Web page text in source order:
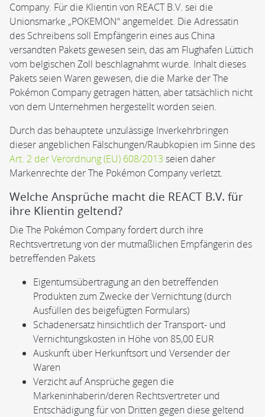
Company. Für die Klientin von REACT B.V. sei die
Unionsmarke „POKEMON“ angemeldet. Die Adressatin
des Schreibens soll Empfängerin eines aus China
versandten Pakets gewesen sein, das am Flughafen Lüttich
vom belgischen Zoll beschlagnahmt wurde. Inhalt dieses
Pakets seien Waren gewesen, die die Marke der The
Pokémon Company getragen hätten, aber tatsächlich nicht
von dem Unternehmen hergestellt worden seien.
Durch das behauptete unzulässige Inverkehrbringen
dieser angeblichen Fälschungen/Raubkopien im Sinne des
Art. 2 der Verordnung (EU) 608/2013 seien daher
Markenrechte der The Pokémon Company verletzt.
Welche Ansprüche macht die REACT B.V. für
ihre Klientin geltend?
Die The Pokémon Company fordert durch ihre
Rechtsvertretung von der mutmaßlichen Empfängerin des
betreffenden Pakets
Eigentumsübertragung an den betreffenden
Produkten zum Zwecke der Vernichtung (durch
Ausfüllen des beigefügten Formulars)
Schadenersatz hinsichtlich der Transport- und
Vernichtungskosten in Höhe von 85,00 EUR
Auskunft über Herkunftsort und Versender der
Waren
Verzicht auf Ansprüche gegen die
Markeninhaberin/deren Rechtsvertreter und
Entschädigung für von Dritten gegen diese geltend